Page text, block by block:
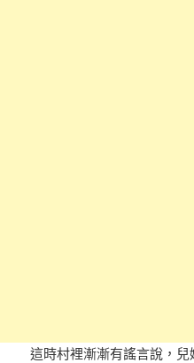
這時村裡漸漸有謠言說，